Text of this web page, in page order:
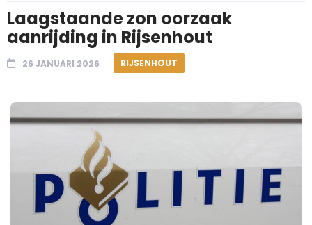
Laagstaande zon oorzaak
aanrijding in Rijsenhout
26 JANUARI 2026 RIJSENHOUT